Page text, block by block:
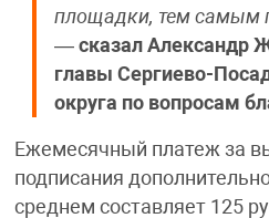
площадки, тем самым
— сказал Александр
главы Сергиево-
округа по вопросам
Ежемесячный платеж за
подписания
среднем составляет 125